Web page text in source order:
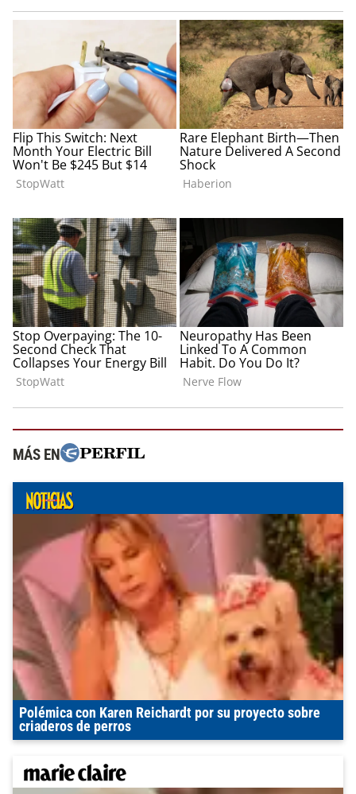
MÁS EN
Polémica con Karen Reichardt por su proyecto sobre
criaderos de perros